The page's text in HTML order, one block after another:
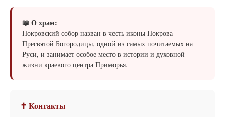
📖 О храм:
Покровский собор назван в честь иконы Покрова
Пресвятой Богородицы, одной из самых почитаемых на
Руси, и занимает особое место в истории и духовной
жизни краевого центра Приморья.
✝ Контакты